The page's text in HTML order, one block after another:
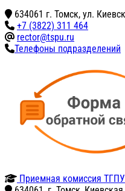
634061 г. Томск, ул.
+7 (3822) 311 464
rector@tspu.ru
Телефоны подразделений
Приемная комиссия ТГПУ